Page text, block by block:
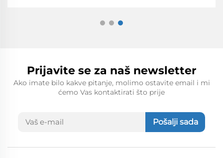
Prijavite se za naš newsletter
Ako imate bilo kakve pitanje, molimo ostavite email i mi
ćemo Vas kontaktirati što prije
Pošalji sada